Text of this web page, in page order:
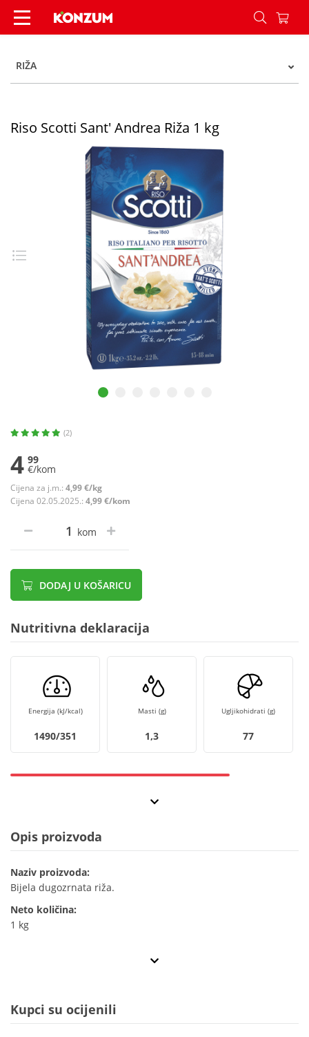
Riso Scotti Sant' Andrea Riža 1 kg - Konzum
RIŽA
Riso Scotti Sant' Andrea Riža 1 kg
(2)
4 99
€/kom
Cijena za j.m.: 4,99 €/kg
Cijena 02.05.2025.: 4,99 €/kom
kom
DODAJ U KOŠARICU
Nutritivna deklaracija
Energija (kJ/kcal)
1490/351
Masti (g)
1,3
Ugljikohidrati (g)
77
Opis proizvoda
Naziv proizvoda:
Bijela dugozrnata riža.
Neto količina:
1 kg
Kupci su ocijenili